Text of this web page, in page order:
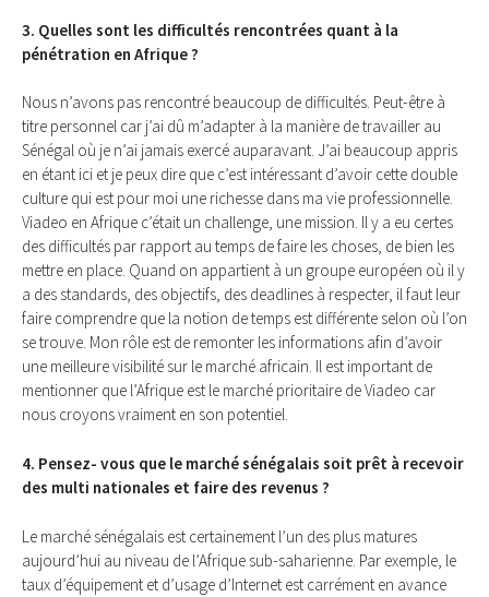
3. Quelles sont les difficultés rencontrées quant à la
pénétration en Afrique ?
Nous n’avons pas rencontré beaucoup de difficultés. Peut-être à
titre personnel car j’ai dû m’adapter à la manière de travailler au
Sénégal où je n’ai jamais exercé auparavant. J’ai beaucoup appris
en étant ici et je peux dire que c’est intéressant d’avoir cette double
culture qui est pour moi une richesse dans ma vie professionnelle.
Viadeo en Afrique c’était un challenge, une mission. Il y a eu certes
des difficultés par rapport au temps de faire les choses, de bien les
mettre en place. Quand on appartient à un groupe européen où il y
a des standards, des objectifs, des deadlines à respecter, il faut leur
faire comprendre que la notion de temps est différente selon où l’on
se trouve. Mon rôle est de remonter les informations afin d’avoir
une meilleure visibilité sur le marché africain. Il est important de
mentionner que l’Afrique est le marché prioritaire de Viadeo car
nous croyons vraiment en son potentiel.
4. Pensez- vous que le marché sénégalais soit prêt à recevoir
des multi nationales et faire des revenus ?
Le marché sénégalais est certainement l’un des plus matures
aujourd’hui au niveau de l’Afrique sub-saharienne. Par exemple, le
taux d’équipement et d’usage d’Internet est carrément en avance